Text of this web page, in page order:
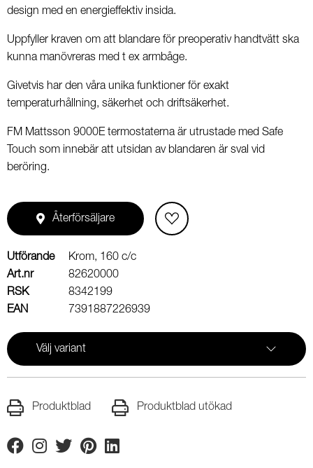
design med en energieffektiv insida.
Uppfyller kraven om att blandare för preoperativ handtvätt ska
kunna manövreras med t ex armbåge.
Givetvis har den våra unika funktioner för exakt
temperaturhållning, säkerhet och driftsäkerhet.
FM Mattsson 9000E termostaterna är utrustade med Safe
Touch som innebär att utsidan av blandaren är sval vid
beröring.
Återförsäljare
Utförande
Krom, 160 c/c
Art.nr
82620000
RSK
8342199
EAN
7391887226939
Välj variant
Produktblad Produktblad utökad
FacebookInstagram
TwitterPinterestLinkedin